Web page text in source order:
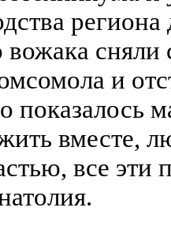
вожака
и
показалось
вместе,
все эти